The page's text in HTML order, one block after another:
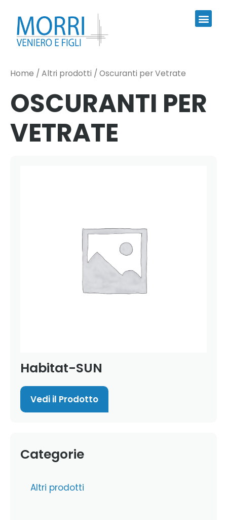
Home / Altri prodotti / Oscuranti per Vetrate
OSCURANTI PER
VETRATE
Habitat-SUN
Vedi il Prodotto
Categorie
Altri prodotti